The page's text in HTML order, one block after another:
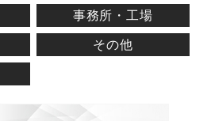
事務所・工場
その他